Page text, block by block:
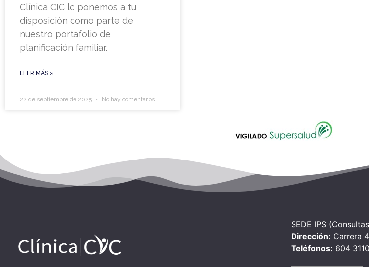
Clínica CIC lo ponemos a tu
disposición como parte de
nuestro portafolio de
planificación familiar.
LEER MÁS »
22 de septiembre de 2025 No hay comentarios
SEDE IPS
Dirección: Carrera
Teléfonos: 604